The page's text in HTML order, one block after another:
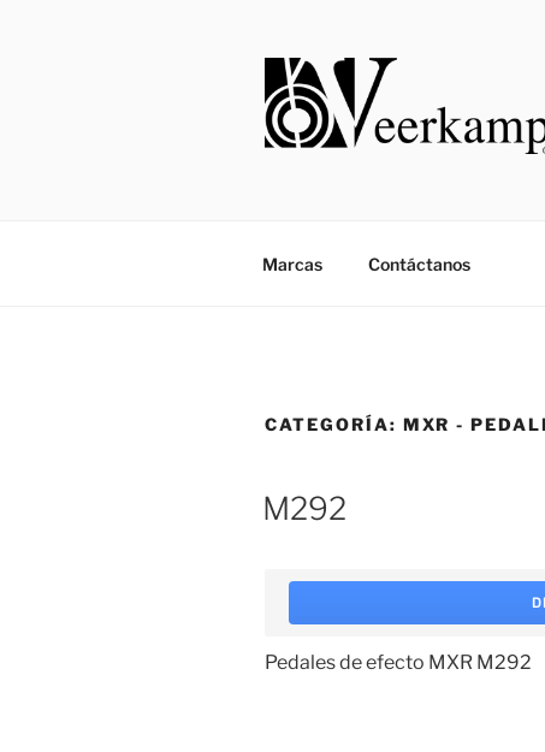
Marcas Contáctanos
CATEGORÍA: MXR -
M292
Pedales de efecto MXR M292